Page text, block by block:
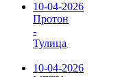
10-04-2026
Протон
-
Тулица
10-04-2026